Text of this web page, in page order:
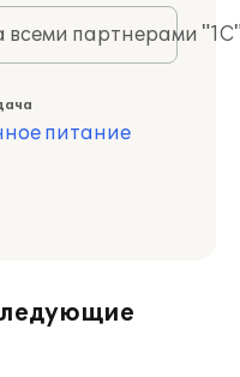
всеми партнерами
питание